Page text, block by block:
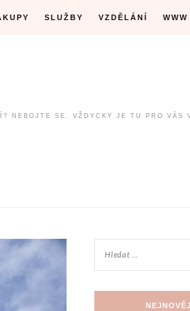
SLUŽBY VZDĚLÁNÍ WWW
NEBOJTE SE. VŽDYCKY JE TU PRO VÁS